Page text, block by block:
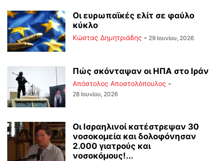
Οι ευρωπαϊκές ελίτ σε φαύλο
κύκλο
Kώστας Δημητριάδης - 29 Ιουνίου, 2026
Πώς σκόνταψαν οι ΗΠΑ στο Ιράν
Απόστολος Αποστολόπουλος -
28 Ιουνίου, 2026
Οι Ισραηλινοί κατέστρεψαν 30
νοσοκομεία και δολοφόνησαν
2.000 γιατρούς και
νοσοκόμους!...